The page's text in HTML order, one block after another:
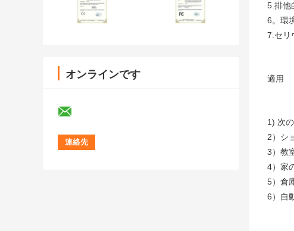
オンラインです
5.排他
6。環
7.セリ
適用
1) 次
2）シ
3）教
4）家
5）倉
6）自